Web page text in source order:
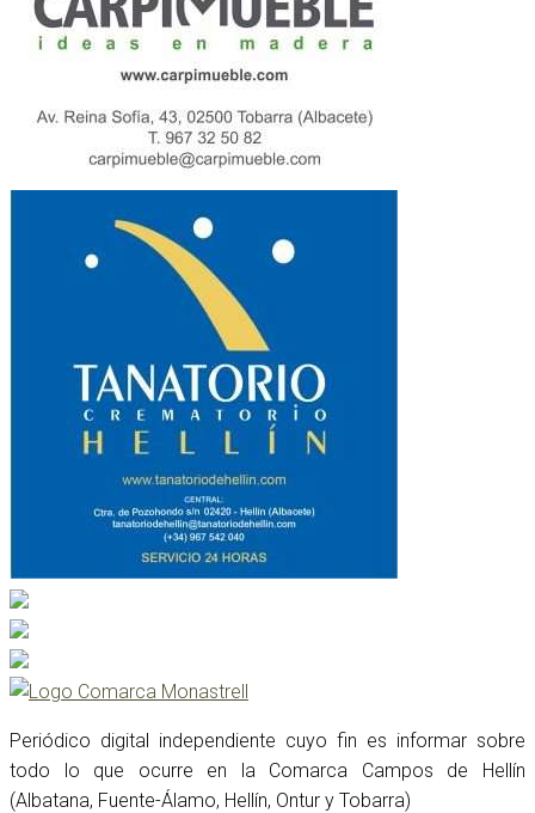
Periódico digital independiente cuyo fin es informar sobre
todo lo que ocurre en la Comarca Campos de Hellín
(Albatana, Fuente-Álamo, Hellín, Ontur y Tobarra)